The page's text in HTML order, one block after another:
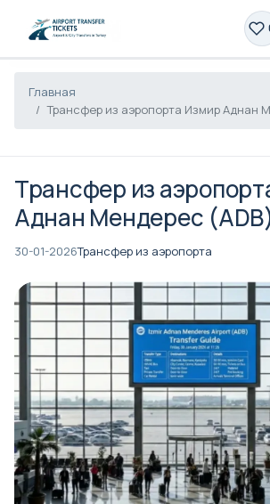
Главная
Трансфер из аэропорта Измир Аднан
Трансфер из
Аднан Мендерес
30-01-2026Трансфер из аэропорта